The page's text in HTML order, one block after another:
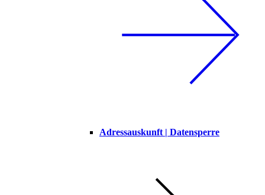
Adressauskunft | Datensperre